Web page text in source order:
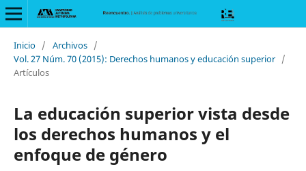
Inicio / Archivos /
Vol. 27 Núm. 70 (2015): Derechos humanos y educación superior /
Artículos
La educación superior vista desde
los derechos humanos y el
enfoque de género